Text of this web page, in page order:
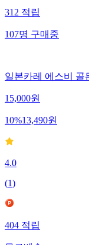
312적립
107명구매중
일본카레 에스비 골
15,000원
10%13,490원
4.0
(1)
404적립